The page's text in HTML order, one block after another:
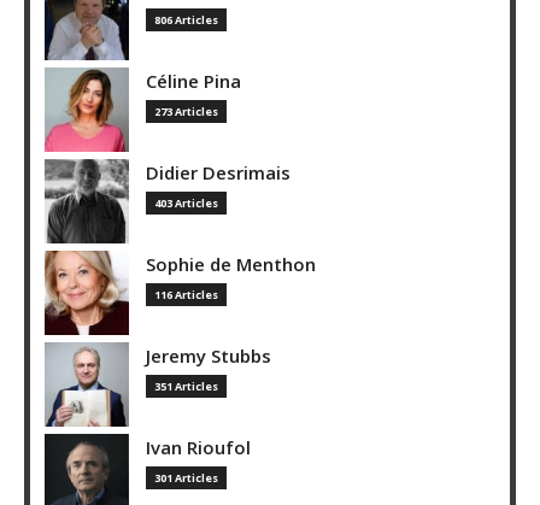
806 Articles
Céline Pina
273 Articles
Didier Desrimais
403 Articles
Sophie de Menthon
116 Articles
Jeremy Stubbs
351 Articles
Ivan Rioufol
301 Articles